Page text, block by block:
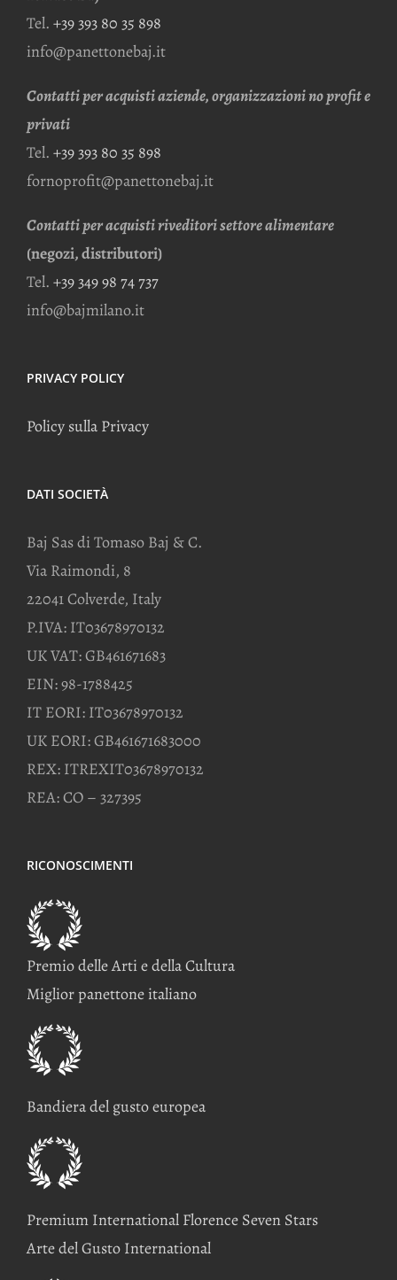
Tel. +39 393 80 35 898
info@panettonebaj.it
Contatti per acquisti aziende, organizzazioni no profit e
privati
Tel. +39 393 80 35 898
fornoprofit@panettonebaj.it
Contatti per acquisti riveditori settore alimentare
(negozi, distributori)
Tel. +39 349 98 74 737
info@bajmilano.it
PRIVACY POLICY
Policy sulla Privacy
DATI SOCIETÀ
Baj Sas di Tomaso Baj & C.
Via Raimondi, 8
22041 Colverde, Italy
P.IVA: IT03678970132
UK VAT: GB461671683
EIN: 98-1788425
IT EORI: IT03678970132
UK EORI: GB461671683000
REX: ITREXIT03678970132
REA: CO – 327395
RICONOSCIMENTI
Premio delle Arti e della Cultura
Miglior panettone italiano
Bandiera del gusto europea
Premium International Florence Seven Stars
Arte del Gusto International